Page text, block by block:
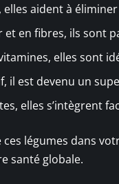
aident à
et en fibres, ils sont
elles sont
il est devenu un
elles s’intègrent
ces légumes dans
santé globale.